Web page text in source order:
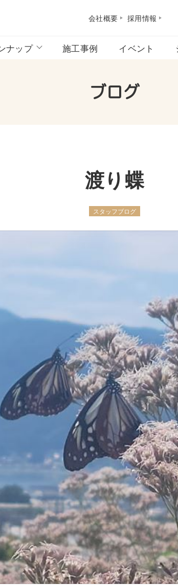
会社概要 採用情報
ナップ 施工事例 イベント
ブログ
渡り蝶
スタッフブログ